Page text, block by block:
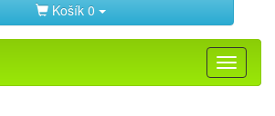
Košík 0
Toggle